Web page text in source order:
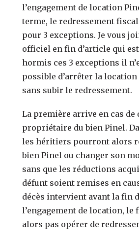
l’engagement de location
terme, le redressement
pour 3 exceptions. Je vous
officiel en fin d’article qui
hormis ces 3 exceptions il
possible d’arrêter la
sans subir le redressement.
La première arrive en cas de
propriétaire du bien Pinel.
les héritiers pourront alors
bien Pinel ou changer son
sans que les réductions
défunt soient remises en
décès intervient avant la fin
l’engagement de location, le
alors pas opérer de